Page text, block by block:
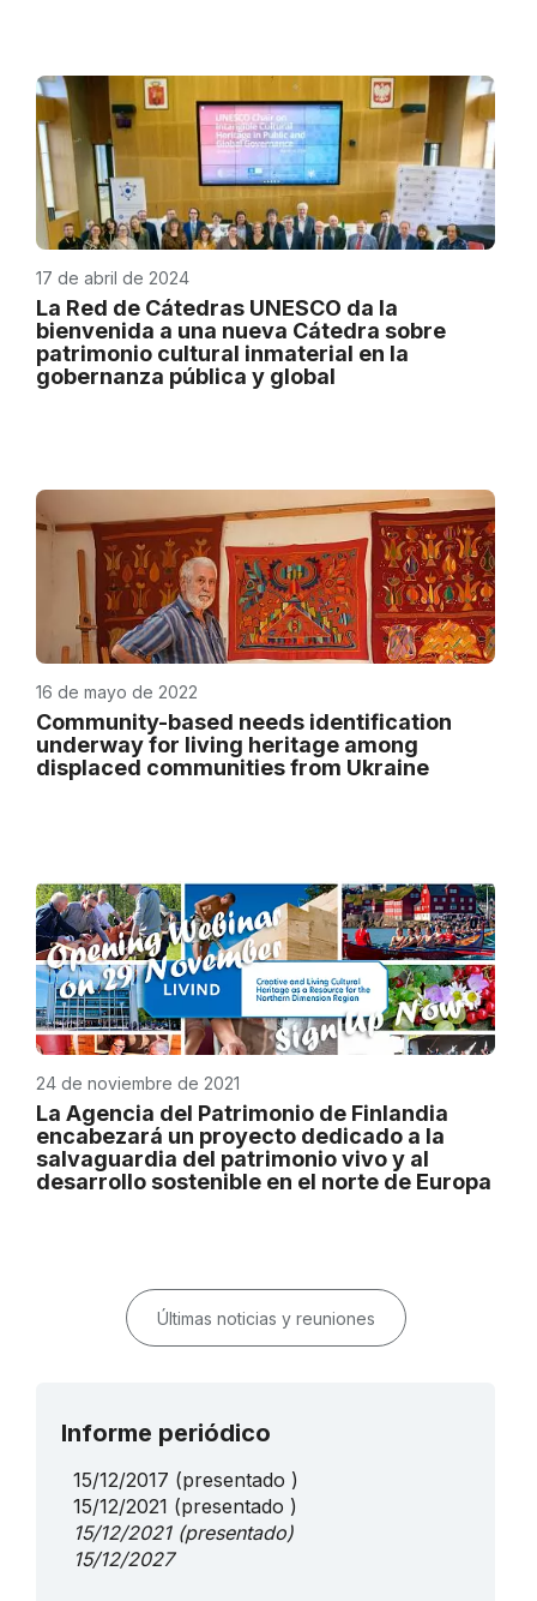
17 de abril de 2024
La Red de Cátedras UNESCO da la
bienvenida a una nueva Cátedra sobre
patrimonio cultural inmaterial en la
gobernanza pública y global
16 de mayo de 2022
Community-based needs identification
underway for living heritage among
displaced communities from Ukraine
24 de noviembre de 2021
La Agencia del Patrimonio de Finlandia
encabezará un proyecto dedicado a la
salvaguardia del patrimonio vivo y al
desarrollo sostenible en el norte de Europa
Últimas noticias y reuniones
Informe periódico
15/12/2017 (presentado )
15/12/2021 (presentado )
15/12/2021(presentado)
15/12/2027